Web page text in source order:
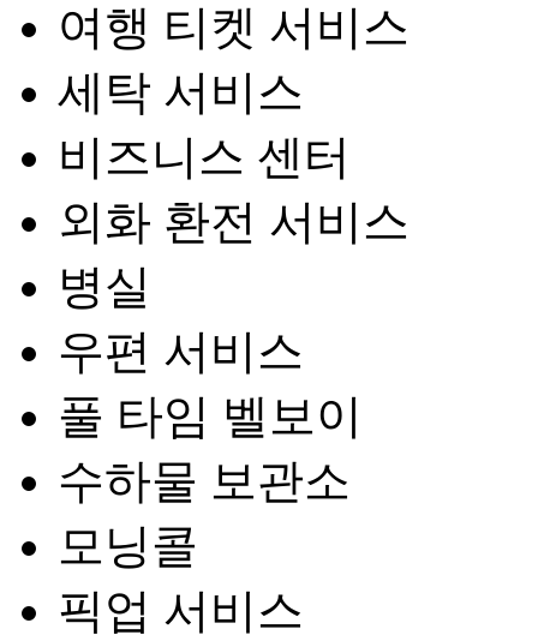
여행 티켓 서비스
세탁 서비스
비즈니스 센터
외화 환전 서비스
병실
우편 서비스
풀 타임 벨보이
수하물 보관소
모닝콜
픽업 서비스